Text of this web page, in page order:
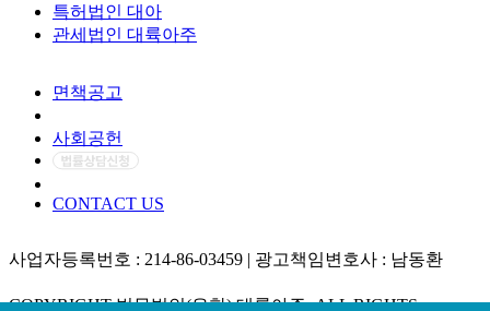
특허법인 대아
관세법인 대륙아주
면책공고
사회공헌
CONTACT US
사업자등록번호 : 214-86-03459 | 광고책임변호사 : 남동환
COPYRIGHT 법무법인(유한) 대륙아주. ALL RIGHTS